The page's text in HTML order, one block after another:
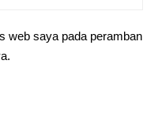
web saya pada peramban